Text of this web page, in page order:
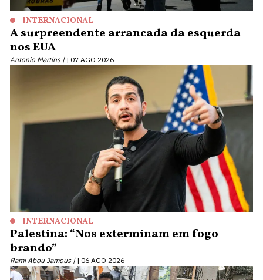
INTERNACIONAL
A surpreendente arrancada da esquerda
nos EUA
Antonio Martins | 07 AGO 2026
INTERNACIONAL
Palestina: “Nos exterminam em fogo
brando”
Rami Abou Jamous | 06 AGO 2026